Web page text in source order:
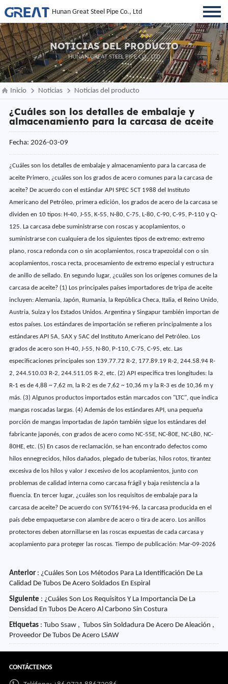
Hunan Great Steel Pipe Co., Ltd
NOTICIAS DEL PRODUCTO
HUNAN GREAT STEEL PIPE CO., LTD
Inicio Noticias Noticias del producto
¿Cuáles son los detalles de embalaje y
almacenamiento para la carcasa de aceite
Fecha: 2026-03-09
¿Cuáles son los detalles de embalaje y almacenamiento para la carcasa de
aceite Primero, ¿cuáles son los grados de acero comunes para la carcasa de
aceite? De acuerdo con el estándar API SPEC 5CT 1988 del Instituto
Americano del Petróleo, primera edición, los grados de acero de la carcasa se
dividen en 10 tipos: H-40, J-55, K-55, N-80, C-75, L-80, C-90, C-95, P-110 y Q-
125. La carcasa debe suministrarse con roscas y acoplamientos, o
suministrarse con cualquiera de los siguientes tipos de extremo: extremo
plano, rosca redonda con o sin acoplamientos, rosca trapezoidal con o sin
acoplamientos, rosca recta, procesamiento de extremo especial y estructura
de anillo de sellado. En segundo lugar, ¿cuáles son los orígenes comunes de la
carcasa de aceite? (1) Los principales países importadores de tripa de aceite
incluyen: Alemania, Japón, Rumania, la República Checa, Italia, el Reino Unido,
Austria, Suiza y los Estados Unidos. Argentina y Singapur también importan de
estos países. Los estándares de importación se refieren principalmente a los
estándares API 5A, 5AX y 5AC del Instituto Americano del Petróleo. Los
grados de acero son H-40, J-55, N-80, P-110, C-75, C-95, etc. Las
especificaciones principales son 139.77.72 R-2, 177.89.19 R-2, 244.58.94 R-
2, 244.510.03 R-2, 244.511.05 R-2, etc. (2) API especifica tres longitudes: la
R-1 es de 4,88 ~ 7,62 m, la R-2 es de 7,62 ~ 10,36 m y la R-3 es de 10,36 m y
más. (3) Algunos productos importados están marcados con "LTC", que indica
mangas roscadas largas. (4) Además de los estándares API, una pequeña
porción de mangas importadas de Japón también sigue los estándares del
fabricante japonés, con grados de acero como NC-55E, NC-80E, NC-L80, NC-
80HE, etc. (5) En casos de reclamación, se han encontrado defectos como
hilos ennegrecidos, hilos dañados, plegado de tuberías, hilos rotos, tirantez
excesiva de los hilos y valor J excesivo de los acoplamientos, junto con
problemas de calidad interna como carcasa frágil y baja resistencia a la
fluencia. En tercer lugar, ¿cuáles son los requisitos de embalaje para la
carcasa de aceite? De acuerdo con SY/T6194-96, la carcasa producida en el
país debe empaquetarse con alambre de acero o tira de acero. Los anillos
protectores deben atornillarse en las roscas expuestas de cada carcasa y
acoplamiento para proteger las roscas. Tiempo de publicación: Mar-09-2026
Anterior: ¿Cuáles Son Los Métodos Para La Identificación De La
Calidad De Tubos De Acero Soldados En Espiral
Siguiente : ¿Cuáles Son Los Requisitos Y La Importancia De La
Densidad En Tubos De Acero Al Carbono Sin Costura
Etiquetas: Tubo Ssaw , Tubos Sin Soldadura De Acero De Aleación ,
Proveedor De Tubos De Acero LSAW
CONTÁCTENOS